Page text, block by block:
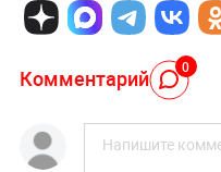
Комментарий 0